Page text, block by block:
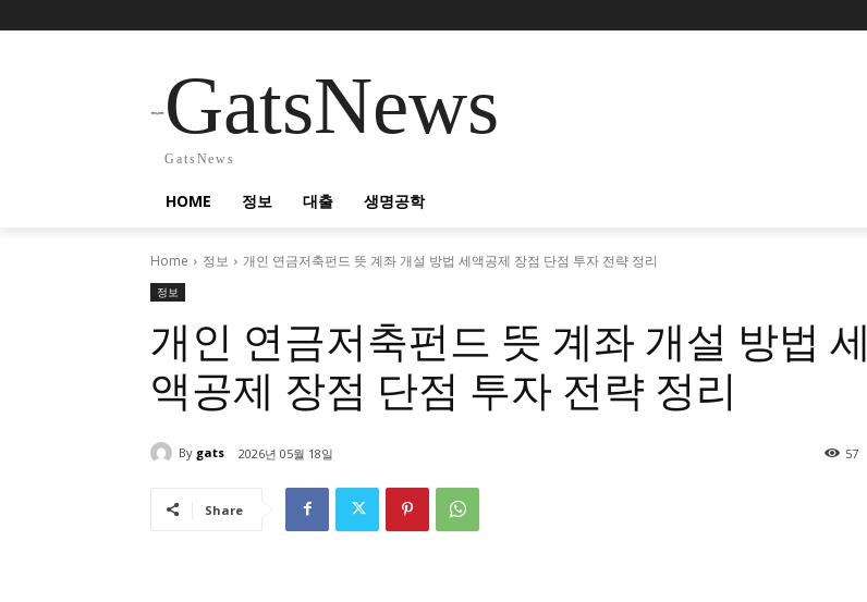
GatsNews
GatsNews
HOME 정보 대출 생명공학
Home 정보 개인 연금저축펀드 뜻 계좌 개설 방법 세액공제 장점 단점 투자 전략 정리
정보
개인 연금저축펀드 뜻 계좌 개설 방법 세
액공제 장점 단점 투자 전략 정리
By gats 2026년 05월 18일 57
Share